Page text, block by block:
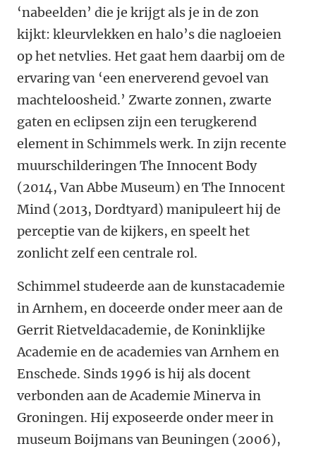
‘nabeelden’ die je krijgt als je in de zon
kijkt: kleurvlekken en halo’s die nagloeien
op het netvlies. Het gaat hem daarbij om de
ervaring van ‘een enerverend gevoel van
machteloosheid.’ Zwarte zonnen, zwarte
gaten en eclipsen zijn een terugkerend
element in Schimmels werk. In zijn recente
muurschilderingen The Innocent Body
(2014, Van Abbe Museum) en The Innocent
Mind (2013, Dordtyard) manipuleert hij de
perceptie van de kijkers, en speelt het
zonlicht zelf een centrale rol.
Schimmel studeerde aan de kunstacademie
in Arnhem, en doceerde onder meer aan de
Gerrit Rietveldacademie, de Koninklijke
Academie en de academies van Arnhem en
Enschede. Sinds 1996 is hij als docent
verbonden aan de Academie Minerva in
Groningen. Hij exposeerde onder meer in
museum Boijmans van Beuningen (2006),